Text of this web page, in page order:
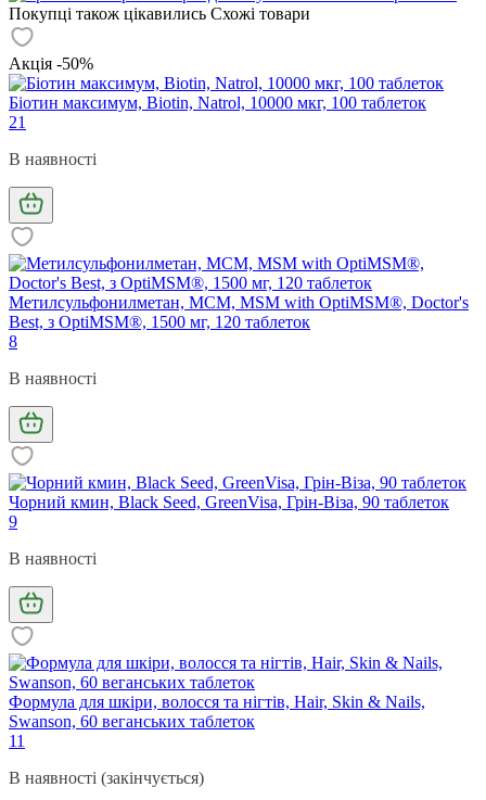
Покупці також цікавились Схожі товари
Акція -50%
Біотин максимум, Biotin, Natrol, 10000 мкг, 100 таблеток
21
В наявності
Метилсульфонилметан, МСМ, MSM with OptiMSM®, Doctor's
Best, з OptiMSM®, 1500 мг, 120 таблеток
8
В наявності
Чорний кмин, Black Seed, GreenVisa, Грін-Віза, 90 таблеток
9
В наявності
Формула для шкіри, волосся та нігтів, Hair, Skin & Nails,
Swanson, 60 веганських таблеток
11
В наявності (закінчується)